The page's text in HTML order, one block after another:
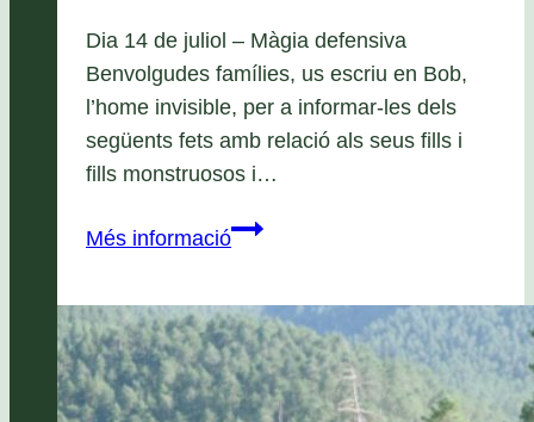
Dia 14 de juliol – Màgia defensiva
Benvolgudes famílies, us escriu en Bob,
l’home invisible, per a informar-les dels
següents fets amb relació als seus fills i
fills monstruosos i…
Més informacióCircular